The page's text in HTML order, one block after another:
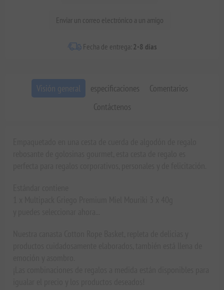
Enviar un correo electrónico a un amigo
Fecha de entrega: 2-8 días
Visión general especificaciones
Comentarios
Contáctenos